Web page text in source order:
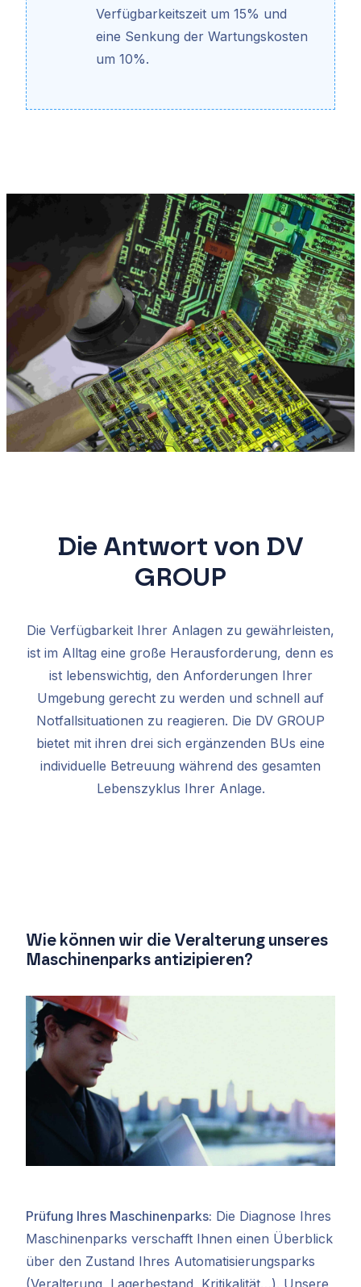
Verfügbarkeitszeit um 15% und
eine Senkung der Wartungskosten
um 10%.
Die Antwort von DV
GROUP
Die Verfügbarkeit Ihrer Anlagen zu gewährleisten,
ist im Alltag eine große Herausforderung, denn es
ist lebenswichtig, den Anforderungen Ihrer
Umgebung gerecht zu werden und schnell auf
Notfallsituationen zu reagieren. Die DV GROUP
bietet mit ihren drei sich ergänzenden BUs eine
individuelle Betreuung während des gesamten
Lebenszyklus Ihrer Anlage.
Wie können wir die Veralterung unseres
Maschinenparks antizipieren?
Prüfung Ihres Maschinenparks: Die Diagnose Ihres
Maschinenparks verschafft Ihnen einen Überblick
über den Zustand Ihres Automatisierungsparks